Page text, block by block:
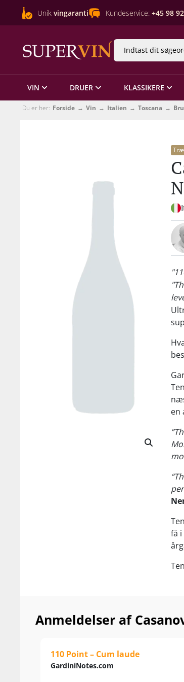
Unik vingaranti Kundeservice: +45 98
VIN DRUER KLASSIKERE
Du er her: Forside Vin Italien Toscana
en
få i
Anmeldelser af
110 Point – Cum laude
GardiniNotes.com